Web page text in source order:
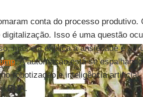
conta do processo produtivo.
Isso é uma questão
mas ela explica a ansiedade e a
. A automação está se
robotização e inteligência
EUA.